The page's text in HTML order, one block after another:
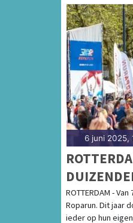
6 juni 2025,
ROPARUN
ROTTERDAM -
Roparun. Dit jaar
ieder op hun